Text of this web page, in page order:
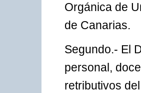
Orgánica de
de Canarias.
Segundo.- El
personal,
retributivos